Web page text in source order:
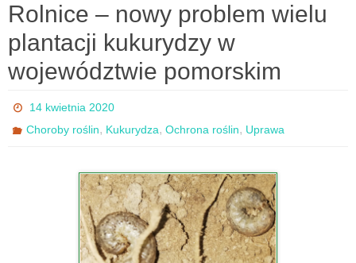
Rolnice – nowy problem wielu
plantacji kukurydzy w
województwie pomorskim
14 kwietnia 2020
Choroby roślin, Kukurydza,Ochrona roślin, Uprawa